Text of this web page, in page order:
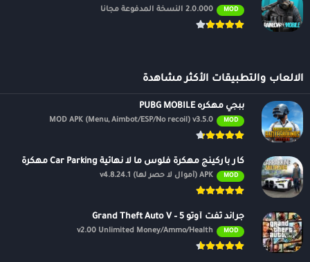
MOD 2.0.000 النسخة المدفوعة مجانًا
الالعاب والتطبيقات الأكثر مشاهدة
ببجي مهكره PUBG MOBILE
MOD
MOD APK (Menu, Aimbot/ESP/No recoil) v3.5.0
كار باركينج مهكرة فلوس ما لا نهائية Car Parking مهكرة
MOD APK (أموال لا حصر لها) v4.8.24.1
جراند ثفت أوتو 5 – Grand Theft Auto V
MOD
v2.00 Unlimited Money/Ammo/Health